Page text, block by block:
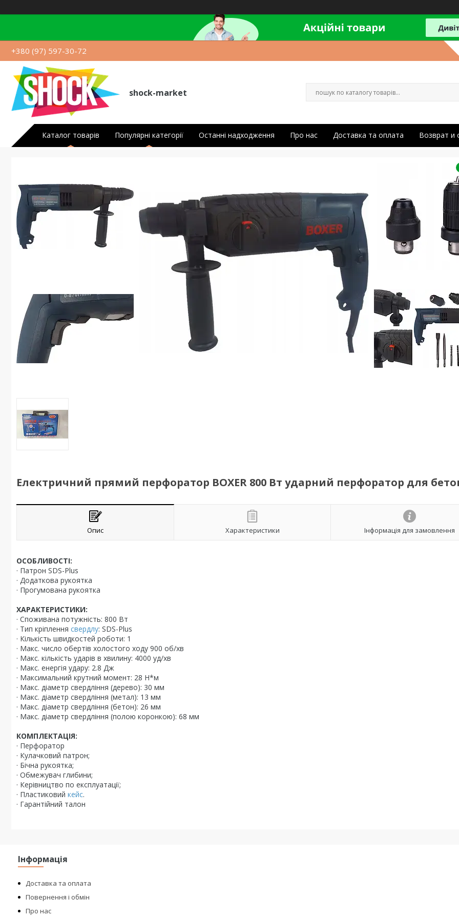
+380 (97) 597-30-72
shock-market
Каталог товарів Популярні категорії Останні надходження Про нас Доставка та оплата Возврат и
Електричний прямий перфоратор BOXER 800 Вт ударний перфоратор для
Опис Характеристики Інформація для замовлення
ОСОБЛИВОСТІ:
· Патрон SDS-Plus
· Додаткова рукоятка
· Прогумована рукоятка
ХАРАКТЕРИСТИКИ:
· Споживана потужність: 800 Вт
· Тип кріплення свердлу: SDS-Plus
· Кількість швидкостей роботи: 1
· Макс. число обертів холостого ходу 900 об/хв
· Макс. кількість ударів в хвилину: 4000 уд/хв
· Макс. енергія удару: 2.8 Дж
· Максимальний крутний момент: 28 Н*м
· Макс. діаметр свердління (дерево): 30 мм
· Макс. діаметр свердління (метал): 13 мм
· Макс. діаметр свердління (бетон): 26 мм
· Макс. діаметр свердління (полою коронкою): 68 мм
КОМПЛЕКТАЦІЯ:
· Перфоратор
· Кулачковий патрон;
· Бічна рукоятка;
· Обмежувач глибини;
· Керівництво по експлуатації;
· Пластиковий кейс.
· Гарантійний талон
Інформація
Доставка та оплата
Повернення і обмін
Про нас